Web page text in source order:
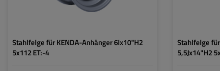
Stahlfelge für KENDA-Anhänger 6Ix10"H2
5x112 ET:-4
Stahlfelge
5,5Jx14"H2